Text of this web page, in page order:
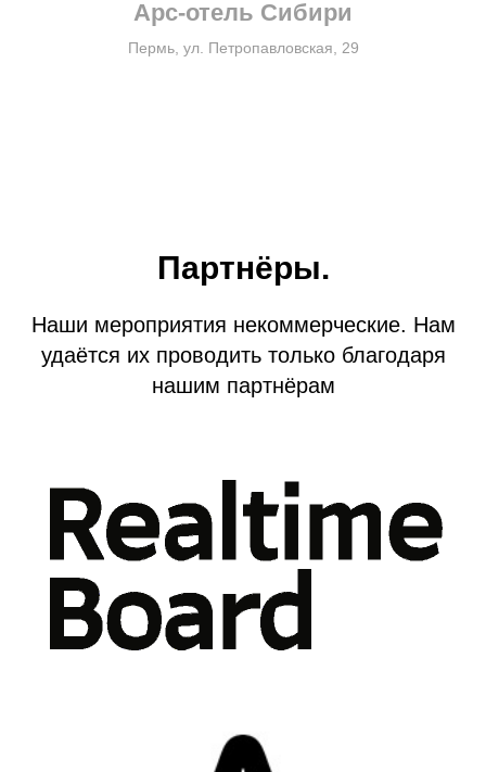
Арс-отель Сибири
Пермь, ул. Петропавловская, 29
Партнёры.
Наши мероприятия некоммерческие. Нам
удаётся их проводить только благодаря
нашим партнёрам